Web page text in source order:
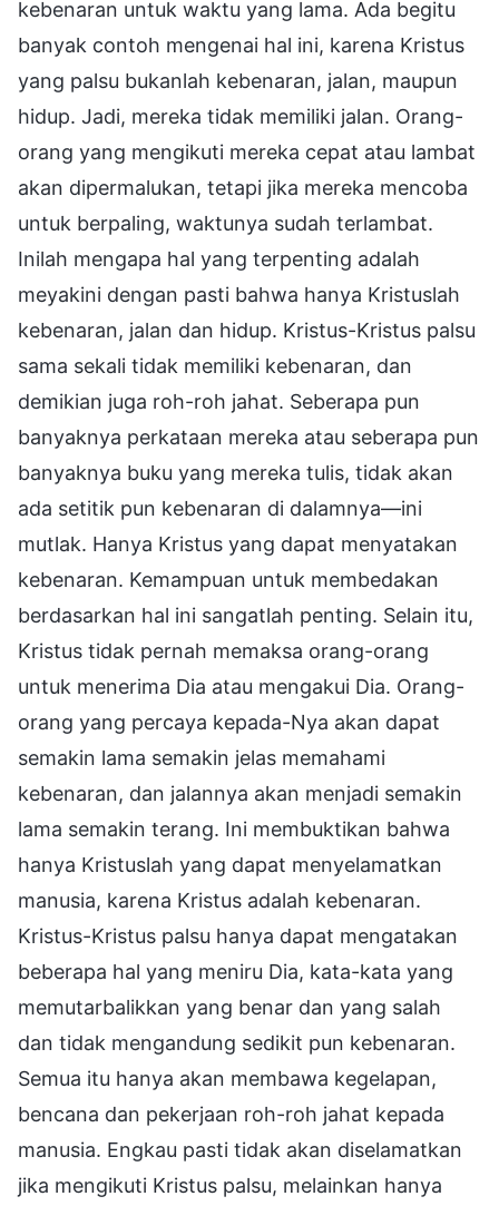
kebenaran untuk waktu yang lama. Ada begitu
banyak contoh mengenai hal ini, karena Kristus
yang palsu bukanlah kebenaran, jalan, maupun
hidup. Jadi, mereka tidak memiliki jalan. Orang-
orang yang mengikuti mereka cepat atau lambat
akan dipermalukan, tetapi jika mereka mencoba
untuk berpaling, waktunya sudah terlambat.
Inilah mengapa hal yang terpenting adalah
meyakini dengan pasti bahwa hanya Kristuslah
kebenaran, jalan dan hidup. Kristus-Kristus palsu
sama sekali tidak memiliki kebenaran, dan
demikian juga roh-roh jahat. Seberapa pun
banyaknya perkataan mereka atau seberapa pun
banyaknya buku yang mereka tulis, tidak akan
ada setitik pun kebenaran di dalamnya—ini
mutlak. Hanya Kristus yang dapat menyatakan
kebenaran. Kemampuan untuk membedakan
berdasarkan hal ini sangatlah penting. Selain itu,
Kristus tidak pernah memaksa orang-orang
untuk menerima Dia atau mengakui Dia. Orang-
orang yang percaya kepada-Nya akan dapat
semakin lama semakin jelas memahami
kebenaran, dan jalannya akan menjadi semakin
lama semakin terang. Ini membuktikan bahwa
hanya Kristuslah yang dapat menyelamatkan
manusia, karena Kristus adalah kebenaran.
Kristus-Kristus palsu hanya dapat mengatakan
beberapa hal yang meniru Dia, kata-kata yang
memutarbalikkan yang benar dan yang salah
dan tidak mengandung sedikit pun kebenaran.
Semua itu hanya akan membawa kegelapan,
bencana dan pekerjaan roh-roh jahat kepada
manusia. Engkau pasti tidak akan diselamatkan
jika mengikuti Kristus palsu, melainkan hanya